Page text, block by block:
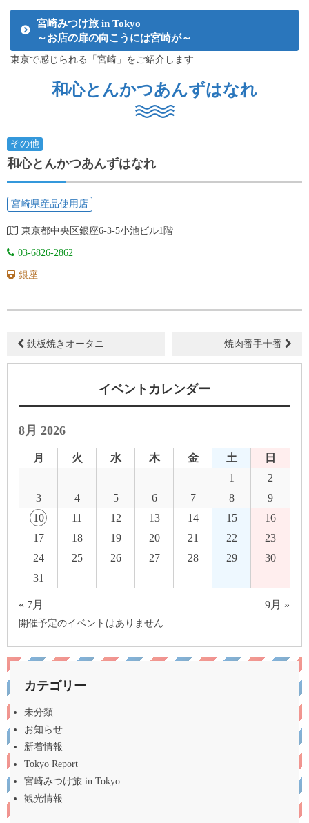
宮崎みつけ旅 in Tokyo
～お店の扉の向こうには宮崎が～
東京で感じられる「宮崎」をご紹介します
和心とんかつあんずはなれ
その他
和心とんかつあんずはなれ
宮崎県産品使用店
東京都中央区銀座6-3-5小池ビル1階
03-6826-2862
銀座
鉄板焼きオータニ 焼肉番手十番
イベントカレンダー
8月 2026
月 火 水 木 金 土
日
1
2
3
4 5 6 7 8
9
10
11 12 13 14 15
16
17
18 19 20 21 22
23
24
25 26 27 28 29
30
31
« 7月 9月 »
開催予定のイベントはありません
カテゴリー
未分類
お知らせ
新着情報
Tokyo Report
宮崎みつけ旅 in Tokyo
観光情報